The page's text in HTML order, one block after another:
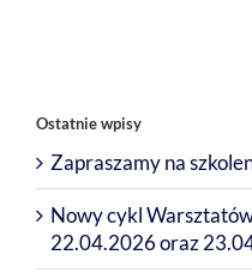
Ostatnie wpisy
Zapraszamy na
Nowy cykl
22.04.2026 oraz